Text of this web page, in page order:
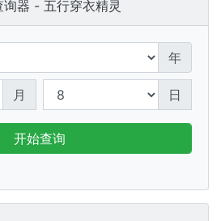
器 - 五行穿衣精灵
年
月 日
开始查询